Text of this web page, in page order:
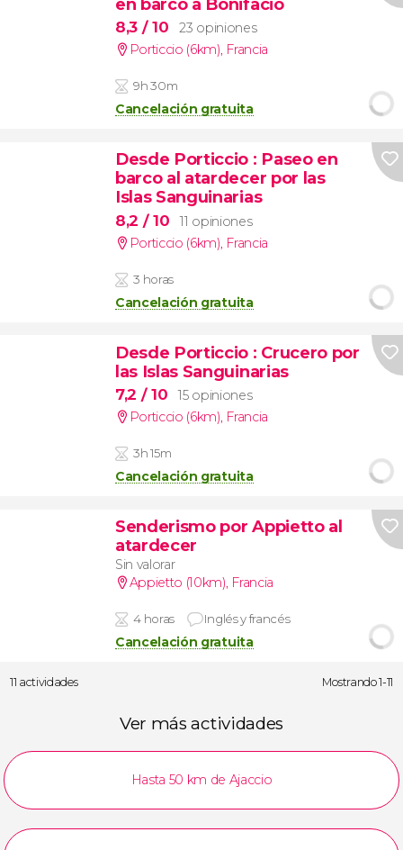
8,3 / 10
23 opiniones
Porticcio (6km), Francia
9h 30m
Cancelación gratuita
Desde Porticcio : Paseo en
barco al atardecer por las
Islas Sanguinarias
8,2 / 10
11 opiniones
Porticcio (6km), Francia
3 horas
Cancelación gratuita
Desde Porticcio : Crucero por
las Islas Sanguinarias
7,2 / 10
15 opiniones
Porticcio (6km), Francia
3h 15m
Cancelación gratuita
Senderismo por Appietto al
atardecer
Sin valorar
Appietto (10km), Francia
4 horas Inglés y francés
Cancelación gratuita
11 actividades Mostrando 1-11
Ver más actividades
Hasta 50 km de Ajaccio